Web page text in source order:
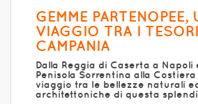
GEMME PARTENOPEE,
VIAGGIO TRA I
CAMPANIA
Dalla Reggia di Caserta a Napoli
Penisola Sorrentina alla
viaggio tra le bellezze naturali
architettoniche di questa